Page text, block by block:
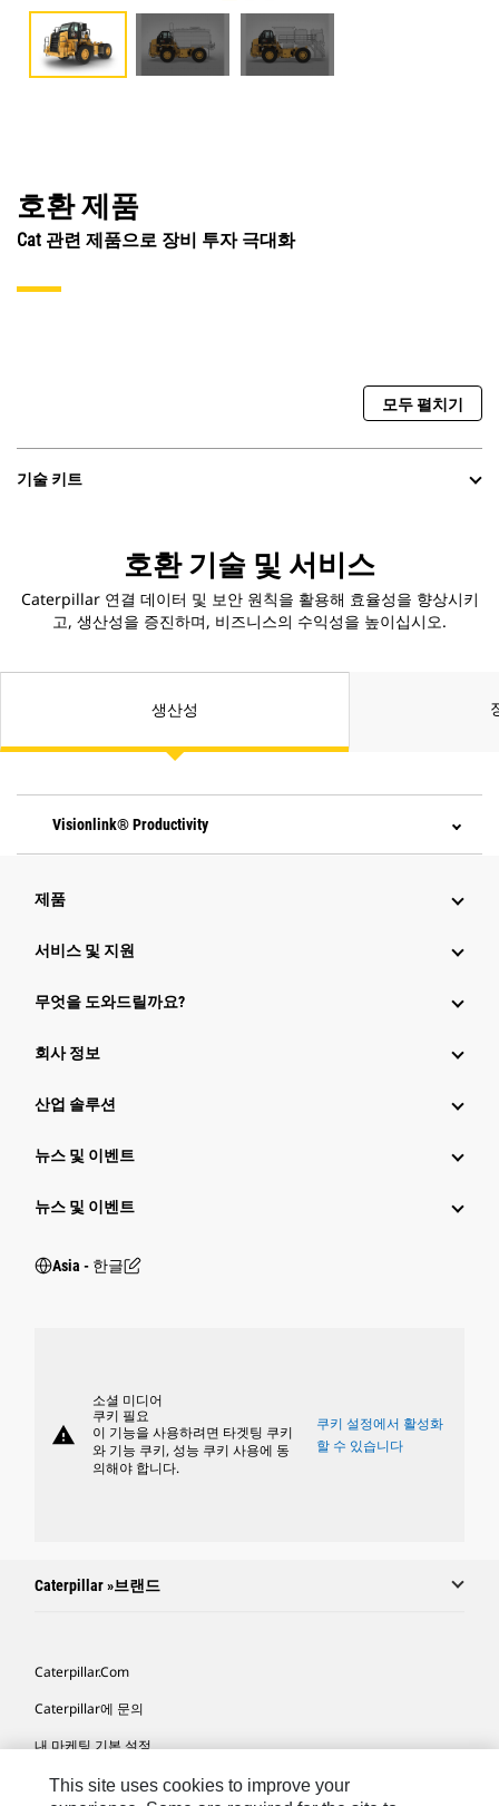
호환 제품
Cat 관련 제품으로 장비 투자 극대화
모두 펼치기
기술 키트
호환 기술 및 서비스
Caterpillar 연결 데이터 및 보안 원칙을 활용해 효율성을 향상시키
고, 생산성을 증진하며, 비즈니스의 수익성을 높이십시오.
생산성
Visionlink® Productivity
제품
서비스 및 지원
무엇을 도와드릴까요?
회사 정보
산업 솔루션
뉴스 및 이벤트
뉴스 및 이벤트
Asia - 한글
warning
소셜 미디어
쿠키 필요
이 기능을 사용하려면 타겟팅 쿠키
와 기능 쿠키, 성능 쿠키 사용에 동
의해야 합니다.
쿠키 설정에서 활성화
할 수 있습니다
Caterpillar »브랜드
Caterpillar.com
Caterpillar에 문의
내 마케팅 기본 설정
사이트 맵
This site uses cookies to improve your